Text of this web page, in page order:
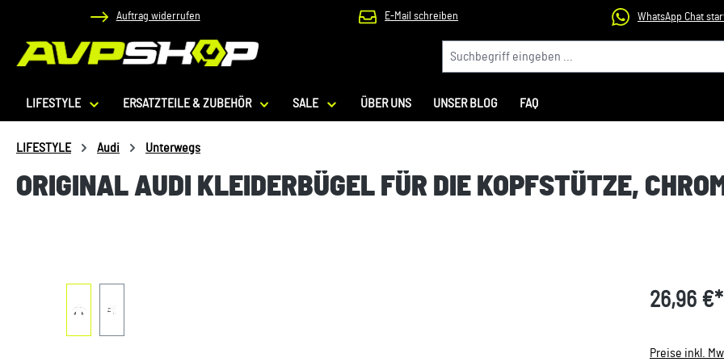
Hauptinhalt springen
Zur Suche springen
Zur Hauptnavigation springen
Auftrag widerrufen E-Mail schreiben WhatsApp Chat
LIFESTYLE ERSATZTEILE & ZUBEHÖR SALE ÜBER UNS UNSER BLOG FAQ
LIFESTYLE Audi Unterwegs
ORIGINAL AUDI KLEIDERBÜGEL FÜR DIE KOPFSTÜTZE, CHROM
26,96 €*
Preise inkl.